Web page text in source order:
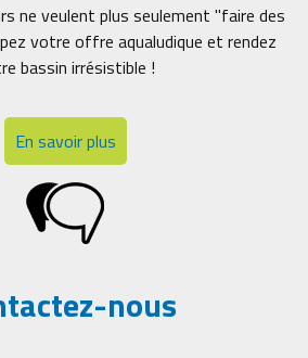
ne veulent plus seulement "faire des
votre offre aqualudique et rendez
bassin irrésistible !
En savoir plus
nous